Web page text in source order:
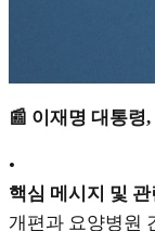
📰 이재명 대통령
•
핵심 메시지 및
개편과 요양병원